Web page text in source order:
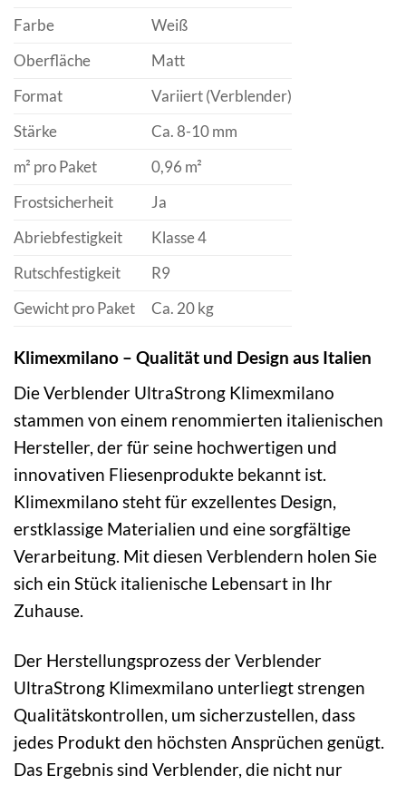
Farbe
Weiß
Oberfläche
Matt
Format
Variiert (Verblender)
Stärke
Ca. 8-10 mm
m² pro Paket
0,96 m²
Frostsicherheit
Ja
Abriebfestigkeit
Klasse 4
Rutschfestigkeit
R9
Gewicht pro Paket
Ca. 20 kg
Klimexmilano – Qualität und Design aus Italien
Die Verblender UltraStrong Klimexmilano
stammen von einem renommierten italienischen
Hersteller, der für seine hochwertigen und
innovativen Fliesenprodukte bekannt ist.
Klimexmilano steht für exzellentes Design,
erstklassige Materialien und eine sorgfältige
Verarbeitung. Mit diesen Verblendern holen Sie
sich ein Stück italienische Lebensart in Ihr
Zuhause.
Der Herstellungsprozess der Verblender
UltraStrong Klimexmilano unterliegt strengen
Qualitätskontrollen, um sicherzustellen, dass
jedes Produkt den höchsten Ansprüchen genügt.
Das Ergebnis sind Verblender, die nicht nur